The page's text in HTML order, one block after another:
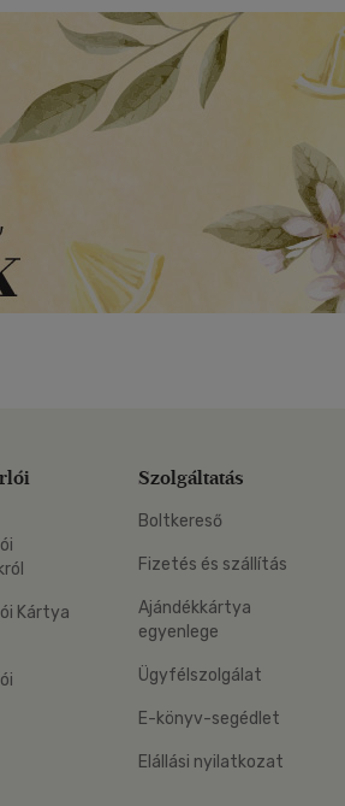
Kártya
Szolgáltatás
Boltkereső
Fizetés és szállítás
Ajándékkártya
egyenlege
Ügyfélszolgálat
E-könyv-segédlet
Elállási nyilatkozat